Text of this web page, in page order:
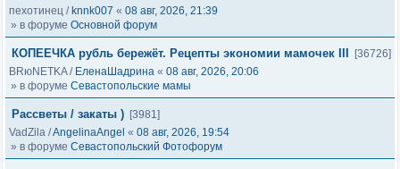
пехотинец / knnk007 « 08 авг, 2026, 21:39
» в форуме Основной форум
КОПЕЕЧКА рубль бережёт. Рецепты экономии мамочек III
[36726]
BRюNETKA/ ЕленаШадрина « 08 авг, 2026, 20:06
» в форуме Севастопольские мамы
Рассветы / закаты ) [3981]
VadZila /AngelinaAngel « 08 авг, 2026, 19:54
» в форуме Севастопольский Фотофорум